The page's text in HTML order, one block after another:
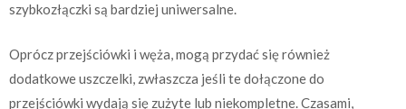
szybkozłączki są bardziej uniwersalne.
Oprócz przejściówki i węża, mogą przydać się również
dodatkowe uszczelki, zwłaszcza jeśli te dołączone do
przejściówki wydają się zużyte lub niekompletne. Czasami,